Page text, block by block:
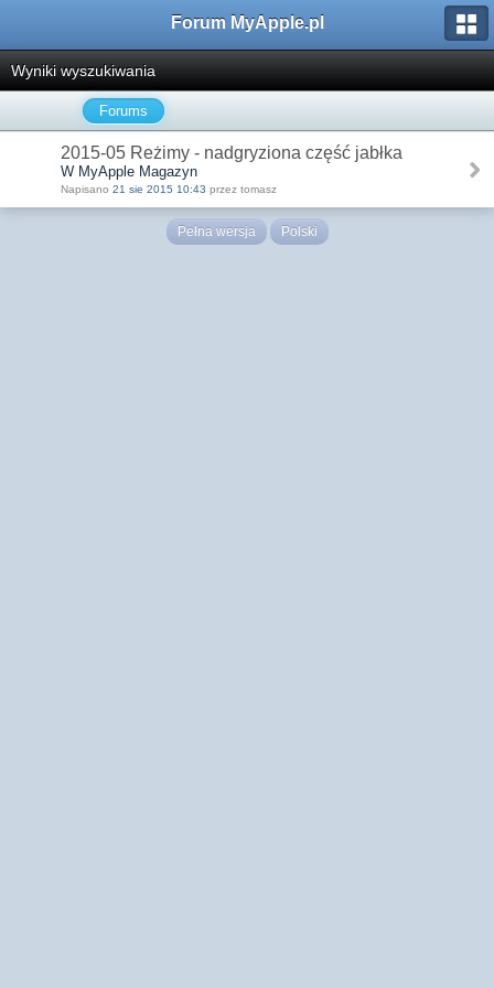
Forum MyApple.pl
Wyniki wyszukiwania
Forums
2015-05 Reżimy - nadgryziona część jabłka
W MyApple Magazyn
Napisano 21 sie 2015 10:43 przez tomasz
Pełna wersja Polski